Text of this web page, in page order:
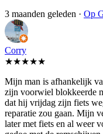
3 maanden geleden · Op
Corry
★★★★★
Mijn man is afhankelijk
zijn voorwiel blokkeerde
dat hij vrijdag zijn fiets
reparatie zou gaan. Mijn
later met fiets en al weer